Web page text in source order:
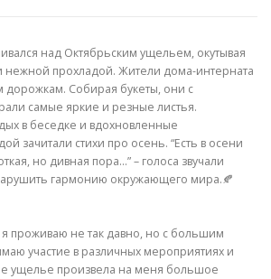
над Октябрьским ущельем, окутывая
нежной прохладой. Жители дома-интерната
Собирая букеты, они с
самые яркие и резные листья.
в беседке и вдохновленные
зачитали стихи про осень. “Есть в осени
но дивная пора…” – голоса звучали
гармонию окружающего мира.🍂
проживаю не так давно, но с большим
участие в различных мероприятиях и
ущелье произвела на меня большое